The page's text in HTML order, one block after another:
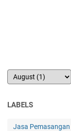
LABELS
Jasa Pemasangan